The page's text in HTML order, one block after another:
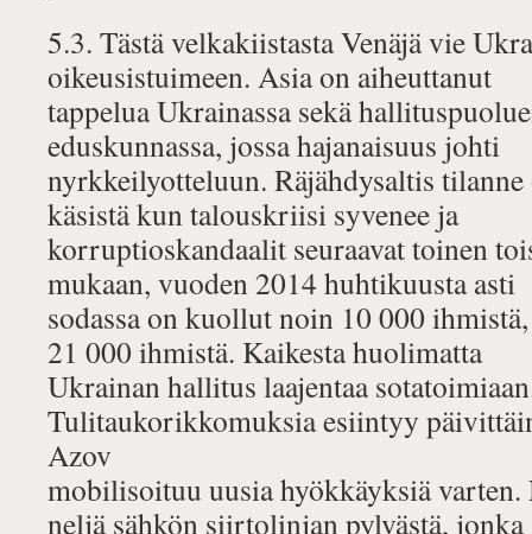
5.3. Tästä velkakiistasta Venäjä vie
oikeusistuimeen. Asia on aiheuttanut
tappelua Ukrainassa sekä
eduskunnassa, jossa hajanaisuus johti
nyrkkeilyotteluun. Räjähdysaltis
käsistä kun talouskriisi syvenee ja
korruptioskandaalit seuraavat toinen
mukaan, vuoden 2014 huhtikuusta asti
sodassa on kuollut noin 10 000
21 000 ihmistä. Kaikesta huolimatta
Ukrainan hallitus laajentaa
Tulitaukorikkomuksia esiintyy
Azov
mobilisoituu uusia hyökkäyksiä varten.
neljä sähkön siirtolinjan pylvästä, jonka